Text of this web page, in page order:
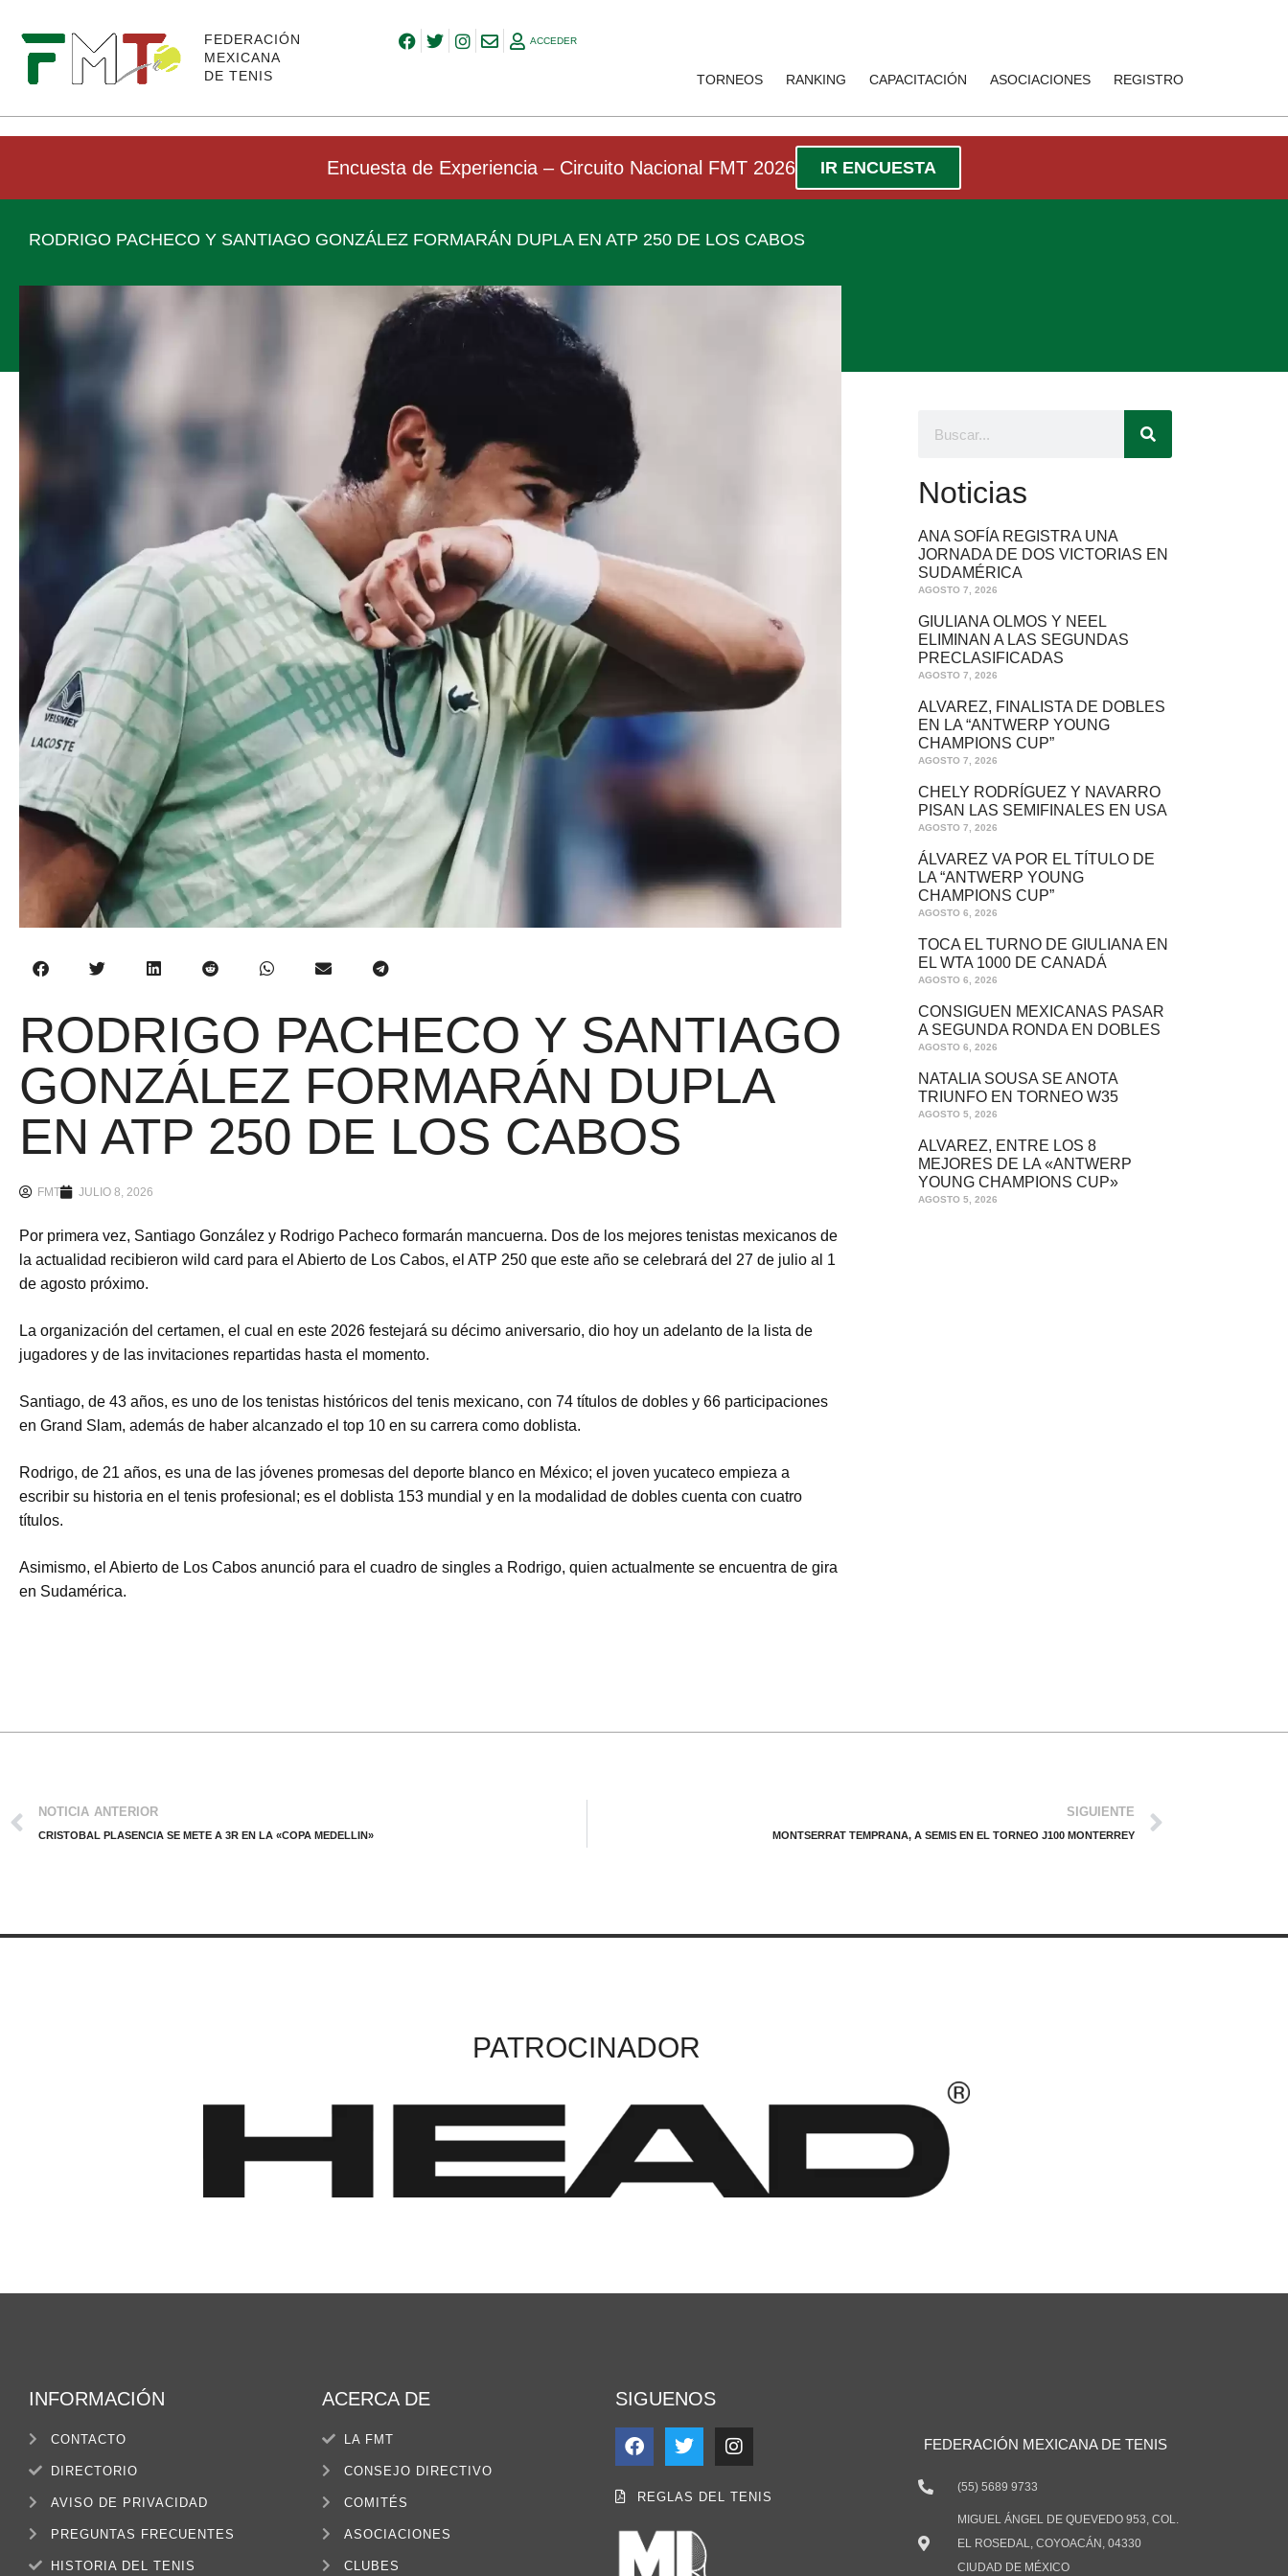
FEDERACIÓN
MEXICANA
DE TENIS
ACCEDER
TORNEOS RANKING CAPACITACIÓN ASOCIACIONES REGISTRO
Encuesta de Experiencia – Circuito Nacional FMT 2026 IR ENCUESTA
RODRIGO PACHECO Y SANTIAGO GONZÁLEZ FORMARÁN DUPLA EN ATP 250 DE LOS CABOS
RODRIGO PACHECO Y SANTIAGO
GONZÁLEZ FORMARÁN DUPLA
EN ATP 250 DE LOS CABOS
FMT JULIO 8, 2026
Por primera vez, Santiago González y Rodrigo Pacheco formarán mancuerna. Dos de los mejores tenistas mexicanos de
la actualidad recibieron wild card para el Abierto de Los Cabos, el ATP 250 que este año se celebrará del 27 de julio al 1
de agosto próximo.
La organización del certamen, el cual en este 2026 festejará su décimo aniversario, dio hoy un adelanto de la lista de
jugadores y de las invitaciones repartidas hasta el momento.
Santiago, de 43 años, es uno de los tenistas históricos del tenis mexicano, con 74 títulos de dobles y 66 participaciones
en Grand Slam, además de haber alcanzado el top 10 en su carrera como doblista.
Rodrigo, de 21 años, es una de las jóvenes promesas del deporte blanco en México; el joven yucateco empieza a
escribir su historia en el tenis profesional; es el doblista 153 mundial y en la modalidad de dobles cuenta con cuatro
títulos.
Asimismo, el Abierto de Los Cabos anunció para el cuadro de singles a Rodrigo, quien actualmente se encuentra de gira
en Sudamérica.
Noticias
ANA SOFÍA REGISTRA UNA
JORNADA DE DOS VICTORIAS EN
SUDAMÉRICA
AGOSTO 7, 2026
GIULIANA OLMOS Y NEEL
ELIMINAN A LAS SEGUNDAS
PRECLASIFICADAS
AGOSTO 7, 2026
ALVAREZ, FINALISTA DE DOBLES
EN LA “ANTWERP YOUNG
CHAMPIONS CUP”
AGOSTO 7, 2026
CHELY RODRÍGUEZ Y NAVARRO
PISAN LAS SEMIFINALES EN USA
AGOSTO 7, 2026
ÁLVAREZ VA POR EL TÍTULO DE
LA “ANTWERP YOUNG
CHAMPIONS CUP”
AGOSTO 6, 2026
TOCA EL TURNO DE GIULIANA EN
EL WTA 1000 DE CANADÁ
AGOSTO 6, 2026
CONSIGUEN MEXICANAS PASAR
A SEGUNDA RONDA EN DOBLES
AGOSTO 6, 2026
NATALIA SOUSA SE ANOTA
TRIUNFO EN TORNEO W35
AGOSTO 5, 2026
ALVAREZ, ENTRE LOS 8
MEJORES DE LA «ANTWERP
YOUNG CHAMPIONS CUP»
AGOSTO 5, 2026
NOTICIA ANTERIOR
CRISTOBAL PLASENCIA SE METE A 3R EN LA «COPA MEDELLIN»
SIGUIENTE
MONTSERRAT TEMPRANA, A SEMIS EN EL TORNEO J100 MONTERREY
PATROCINADOR
INFORMACIÓN
CONTACTO
DIRECTORIO
AVISO DE PRIVACIDAD
PREGUNTAS FRECUENTES
HISTORIA DEL TENIS
ACERCA DE
LA FMT
CONSEJO DIRECTIVO
COMITÉS
ASOCIACIONES
CLUBES
SIGUENOS
REGLAS DEL TENIS
FEDERACIÓN MEXICANA DE TENIS
(55) 5689 9733
MIGUEL ÁNGEL DE QUEVEDO 953, COL.
EL ROSEDAL, COYOACÁN, 04330
CIUDAD DE MÉXICO